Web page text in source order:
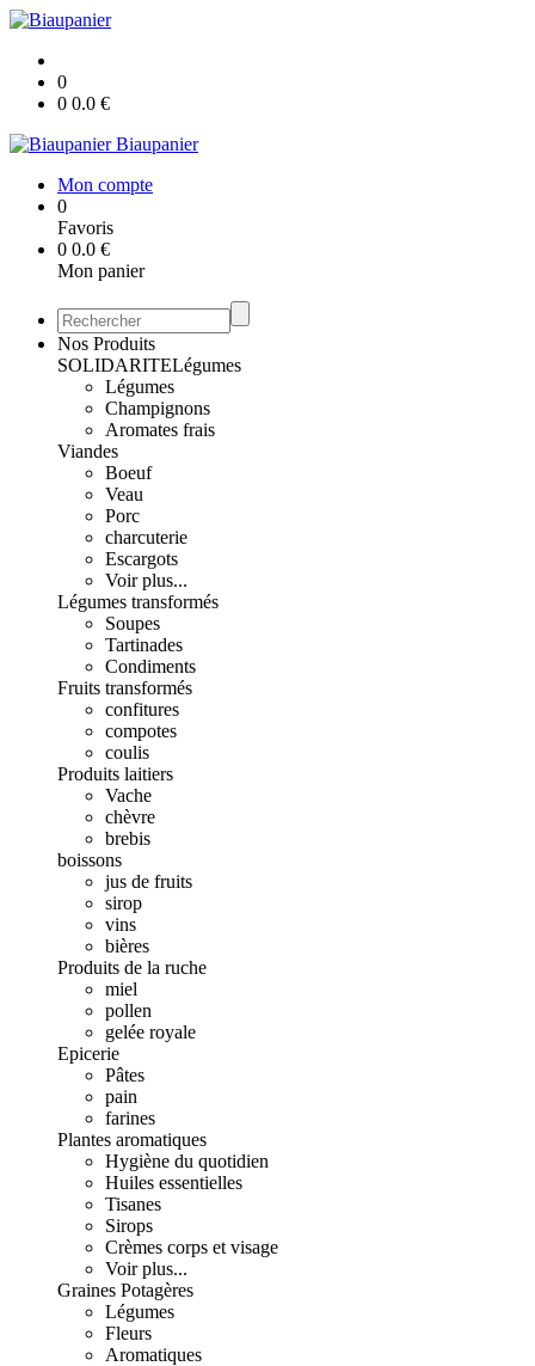
0
0 0.0 €
Biaupanier
Mon compte
0
Favoris
0 0.0 €
Mon panier
Nos Produits
SOLIDARITELégumes
Légumes
Champignons
Aromates frais
Viandes
Boeuf
Veau
Porc
charcuterie
Escargots
Voir plus...
Légumes transformés
Soupes
Tartinades
Condiments
Fruits transformés
confitures
compotes
coulis
Produits laitiers
Vache
chèvre
brebis
boissons
jus de fruits
sirop
vins
bières
Produits de la ruche
miel
pollen
gelée royale
Epicerie
Pâtes
pain
farines
Plantes aromatiques
Hygiène du quotidien
Huiles essentielles
Tisanes
Sirops
Crèmes corps et visage
Voir plus...
Graines Potagères
Légumes
Fleurs
Aromatiques